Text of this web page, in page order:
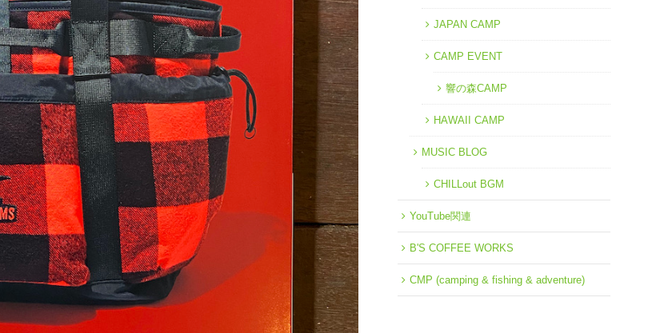
JAPAN CAMP
CAMP EVENT
響の森CAMP
HAWAII CAMP
MUSIC BLOG
CHILLout BGM
YouTube関連
B'S COFFEE WORKS
CMP (camping & fishing & adventure)